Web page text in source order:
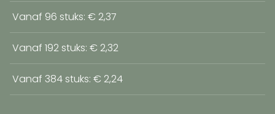
Vanaf 96 stuks: € 2,37
Vanaf 192 stuks: € 2,32
Vanaf 384 stuks: € 2,24